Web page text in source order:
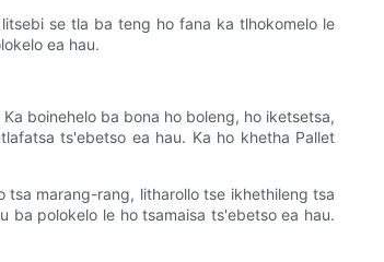
se tla ba teng ho fana ka tlhokomelo le
ea hau.
boinehelo ba bona ho boleng, ho iketsetsa,
ts'ebetso ea hau. Ka ho khetha Pallet
tsa marang-rang, litharollo tse ikhethileng tsa
ba polokelo le ho tsamaisa ts'ebetso ea hau.